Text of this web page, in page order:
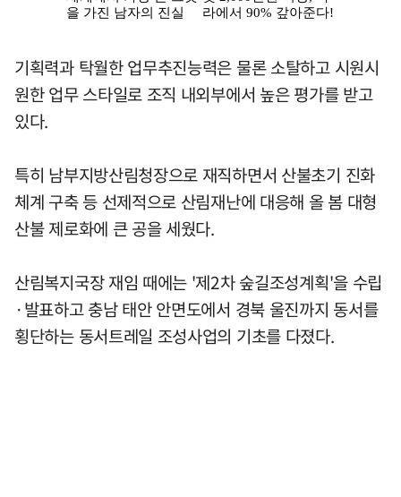
기획력과 탁월한 업무추진능력은 물론 소탈하고 시원시
원한 업무 스타일로 조직 내외부에서 높은 평가를 받고
있다.
특히 남부지방산림청장으로 재직하면서 산불초기 진화
체계 구축 등 선제적으로 산림재난에 대응해 올 봄 대형
산불 제로화에 큰 공을 세웠다.
산림복지국장 재임 때에는 '제2차 숲길조성계획'을 수립
·발표하고 충남 태안 안면도에서 경북 울진까지 동서를
횡단하는 동서트레일 조성사업의 기초를 다졌다.